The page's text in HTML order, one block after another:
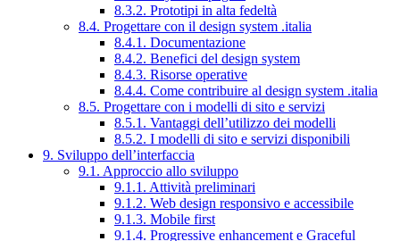
8.3.2. Prototipi in alta fedeltà
8.4. Progettare con il design system .italia
8.4.1. Documentazione
8.4.2. Benefici del design system
8.4.3. Risorse operative
8.4.4. Come contribuire al design system .italia
8.5. Progettare con i modelli di sito e servizi
8.5.1. Vantaggi dell’utilizzo dei modelli
8.5.2. I modelli di sito e servizi disponibili
9. Sviluppo dell’interfaccia
9.1. Approccio allo sviluppo
9.1.1. Attività preliminari
9.1.2. Web design responsivo e accessibile
9.1.3. Mobile first
9.1.4. Progressive enhancement e Graceful